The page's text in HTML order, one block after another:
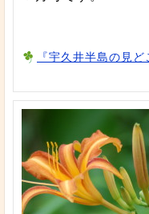
『宇久井半島の見